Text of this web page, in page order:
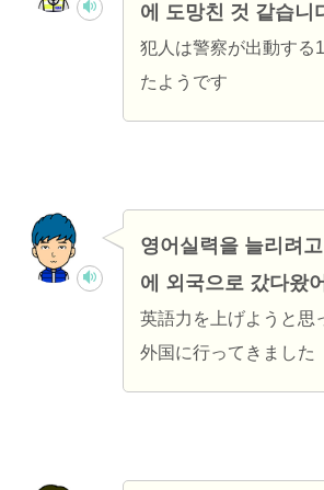
에 도망친 것 같습니
犯人は警察が出動する
たようです
영어실력을 늘리려고
에 외국으로 갔다왔
英語力を上げようと思
外国に行ってきました